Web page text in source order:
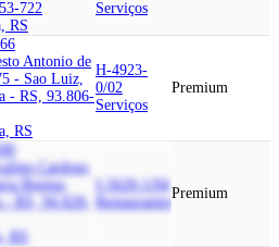
722
RS
Serviços
Antonio de
- Sao Luiz,
- RS, 93.806-
RS
H-4923-
0/02
Serviços
Premium
Cardoso,
Regina,
- RS, 94.828-
RS
I-5620-1/04
Restaurantes
Premium